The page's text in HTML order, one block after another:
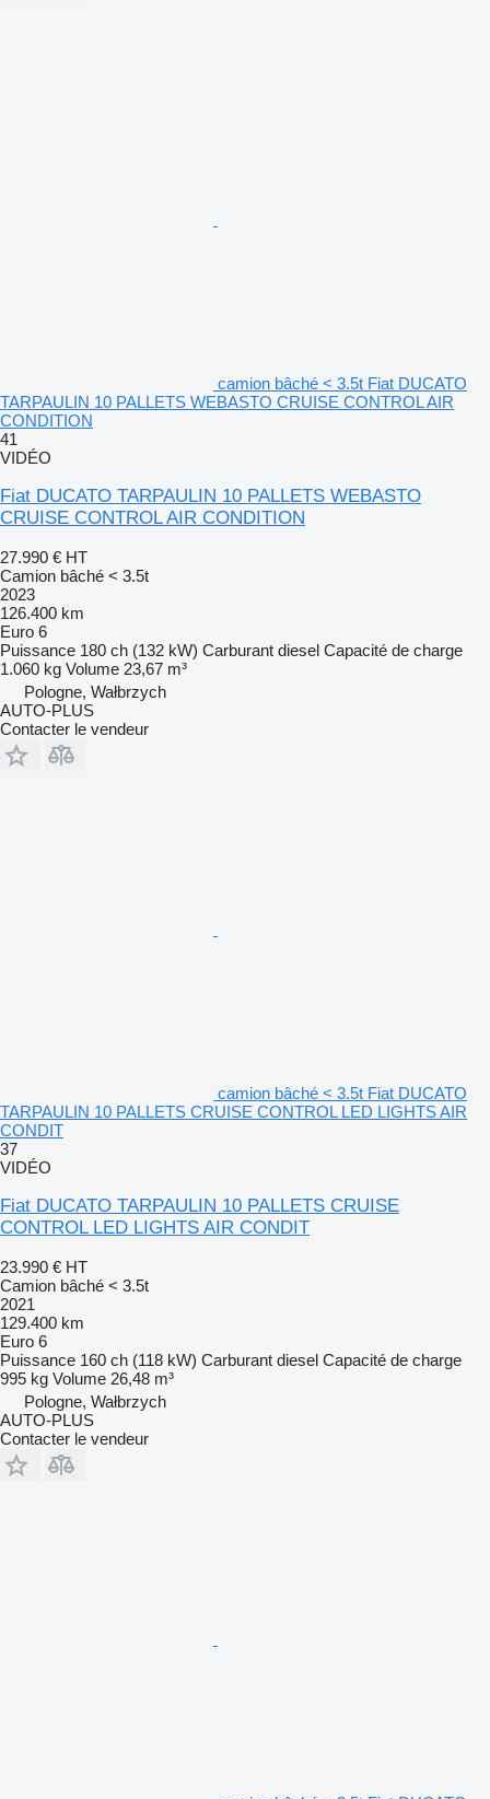
camion bâché < 3.5t Fiat DUCATO
TARPAULIN 10 PALLETS WEBASTO CRUISE CONTROL AIR
CONDITION
41
VIDÉO
Fiat DUCATO TARPAULIN 10 PALLETS WEBASTO
CRUISE CONTROL AIR CONDITION
27.990 € HT
Camion bâché < 3.5t
2023
126.400 km
Euro 6
Puissance 180 ch (132 kW) Carburant diesel Capacité de charge
1.060 kg Volume 23,67 m³
Pologne, Wałbrzych
AUTO-PLUS
Contacter le vendeur
camion bâché < 3.5t Fiat DUCATO
TARPAULIN 10 PALLETS CRUISE CONTROL LED LIGHTS AIR
CONDIT
37
VIDÉO
Fiat DUCATO TARPAULIN 10 PALLETS CRUISE
CONTROL LED LIGHTS AIR CONDIT
23.990 € HT
Camion bâché < 3.5t
2021
129.400 km
Euro 6
Puissance 160 ch (118 kW) Carburant diesel Capacité de charge
995 kg Volume 26,48 m³
Pologne, Wałbrzych
AUTO-PLUS
Contacter le vendeur